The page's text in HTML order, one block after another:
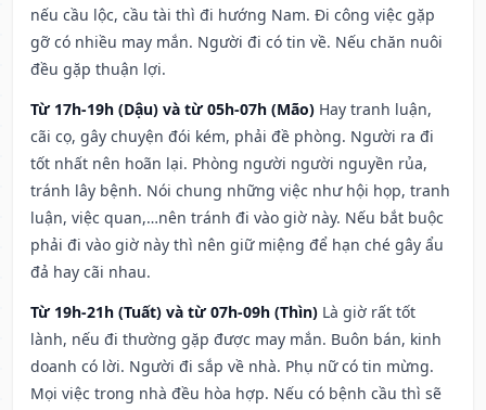
nếu cầu lộc, cầu tài thì đi hướng Nam. Đi công việc gặp
gỡ có nhiều may mắn. Người đi có tin về. Nếu chăn nuôi
đều gặp thuận lợi.
Từ 17h-19h (Dậu) và từ 05h-07h (Mão) Hay tranh luận,
cãi cọ, gây chuyện đói kém, phải đề phòng. Người ra đi
tốt nhất nên hoãn lại. Phòng người người nguyền rủa,
tránh lây bệnh. Nói chung những việc như hội họp, tranh
luận, việc quan,…nên tránh đi vào giờ này. Nếu bắt buộc
phải đi vào giờ này thì nên giữ miệng để hạn ché gây ẩu
đả hay cãi nhau.
Từ 19h-21h (Tuất) và từ 07h-09h (Thìn) Là giờ rất tốt
lành, nếu đi thường gặp được may mắn. Buôn bán, kinh
doanh có lời. Người đi sắp về nhà. Phụ nữ có tin mừng.
Mọi việc trong nhà đều hòa hợp. Nếu có bệnh cầu thì sẽ